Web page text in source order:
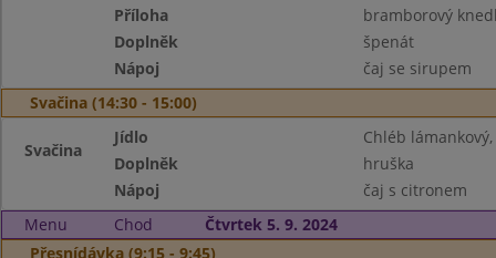
Příloha
bramborový
Doplněk
špenát
Nápoj
čaj se sirupem
Svačina (14:30 - 15:00)
Svačina
Jídlo
Chléb
Doplněk
hruška
Nápoj
čaj s citronem
Menu
Chod
Čtvrtek 5. 9. 2024
Přesnídávka (9:15 - 9:45)